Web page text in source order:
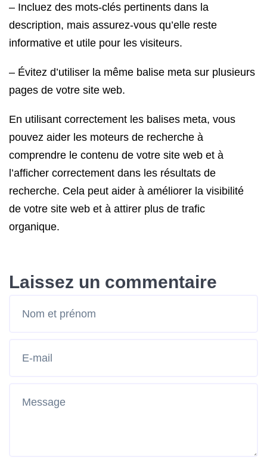
– Incluez des mots-clés pertinents dans la
description, mais assurez-vous qu’elle reste
informative et utile pour les visiteurs.
– Évitez d’utiliser la même balise meta sur plusieurs
pages de votre site web.
En utilisant correctement les balises meta, vous
pouvez aider les moteurs de recherche à
comprendre le contenu de votre site web et à
l’afficher correctement dans les résultats de
recherche. Cela peut aider à améliorer la visibilité
de votre site web et à attirer plus de trafic
organique.
Laissez un commentaire